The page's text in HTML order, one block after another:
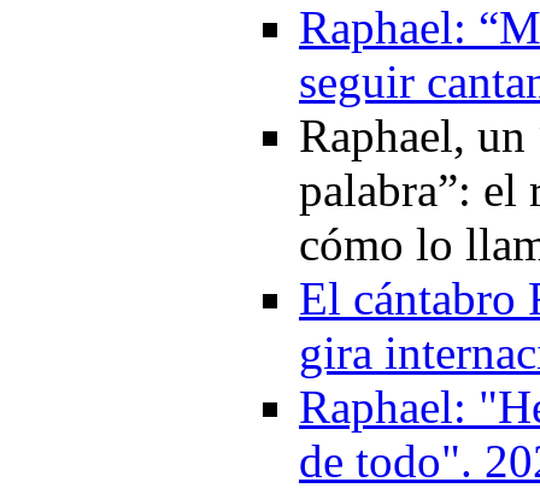
Raphael:
seguir
Raphael,
palabra”: el
cómo lo
El cántabro
gira
Raphael:
de todo".